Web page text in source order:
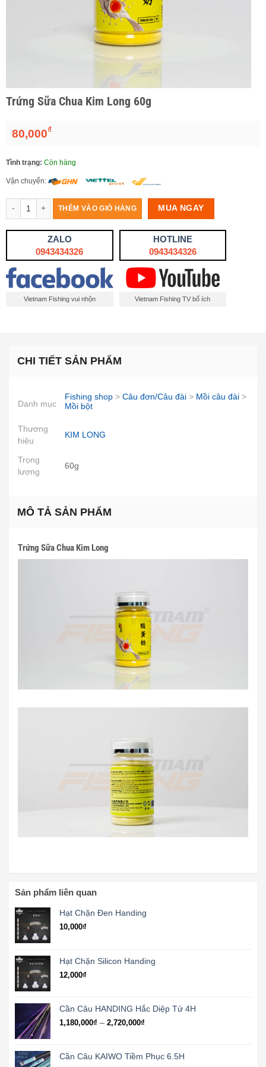
Trứng Sữa Chua Kim Long 60g
80,000₫
Tình trạng: Còn hàng
Vận chuyển:
Số lượng THÊM VÀO GIỎ HÀNG MUA NGAY
ZALO
0943434326
HOTLINE
0943434326
Vietnam Fishing vui nhộn Vietnam Fishing TV bổ ích
CHI TIẾT SẢN PHẨM
Danh mục
Fishing shop > Câu đơn/Câu đài > Mồi câu đài >
Mồi bột
Thương
hiệu
KIM LONG
Trọng
lượng
60g
MÔ TẢ SẢN PHẨM
Trứng Sữa Chua Kim Long
Sản phẩm liên quan
Hạt Chặn Đen Handing
10,000₫
Hạt Chặn Silicon Handing
12,000₫
Cần Câu HANDING Hắc Diệp Tử 4H
1,180,000₫ – 2,720,000₫
1,180,000₫
Cần Câu KAIWO Tiềm Phục 6.5H